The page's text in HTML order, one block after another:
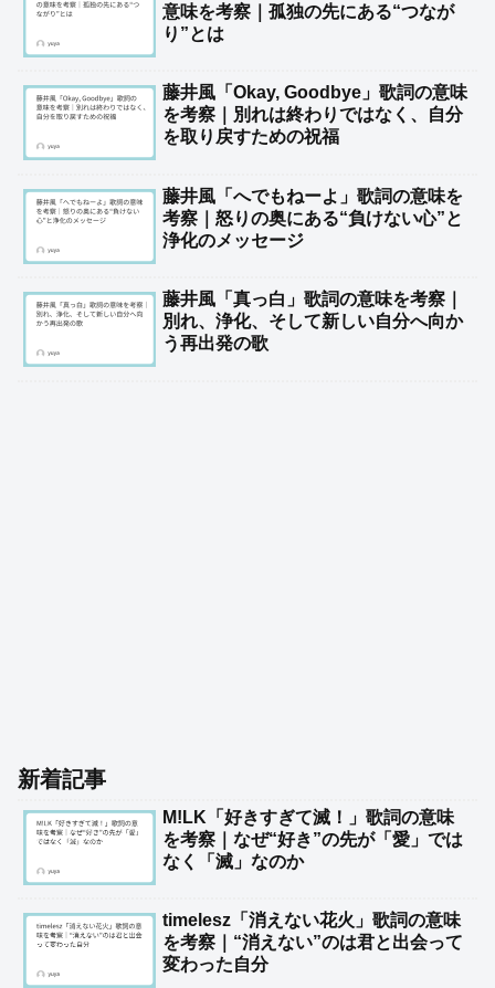
意味を考察｜孤独の先にある“つなが
り”とは
藤井風「Okay, Goodbye」歌詞の意味
を考察｜別れは終わりではなく、自分
を取り戻すための祝福
藤井風「へでもねーよ」歌詞の意味を
考察｜怒りの奥にある“負けない心”と
浄化のメッセージ
藤井風「真っ白」歌詞の意味を考察｜
別れ、浄化、そして新しい自分へ向か
う再出発の歌
新着記事
M!LK「好きすぎて滅！」歌詞の意味
を考察｜なぜ“好き”の先が「愛」では
なく「滅」なのか
timelesz「消えない花火」歌詞の意味
を考察｜“消えない”のは君と出会って
変わった自分